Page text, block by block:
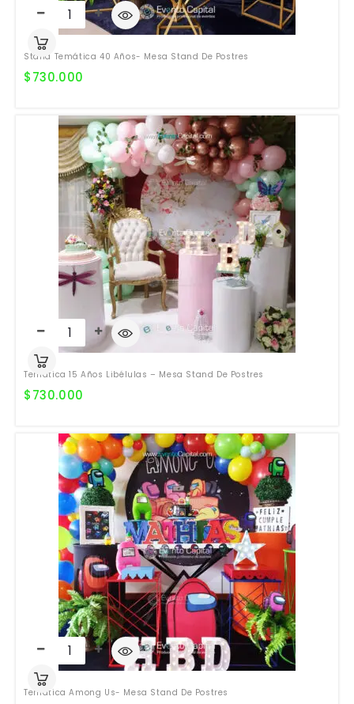
Stand Temática 40 Años- Mesa Stand De Postres
$730.000
Temática 15 Años Libélulas – Mesa Stand De Postres
$730.000
Temática Among Us- Mesa Stand De Postres